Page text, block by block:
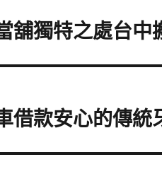
舖獨特之處台中
借款安心的傳